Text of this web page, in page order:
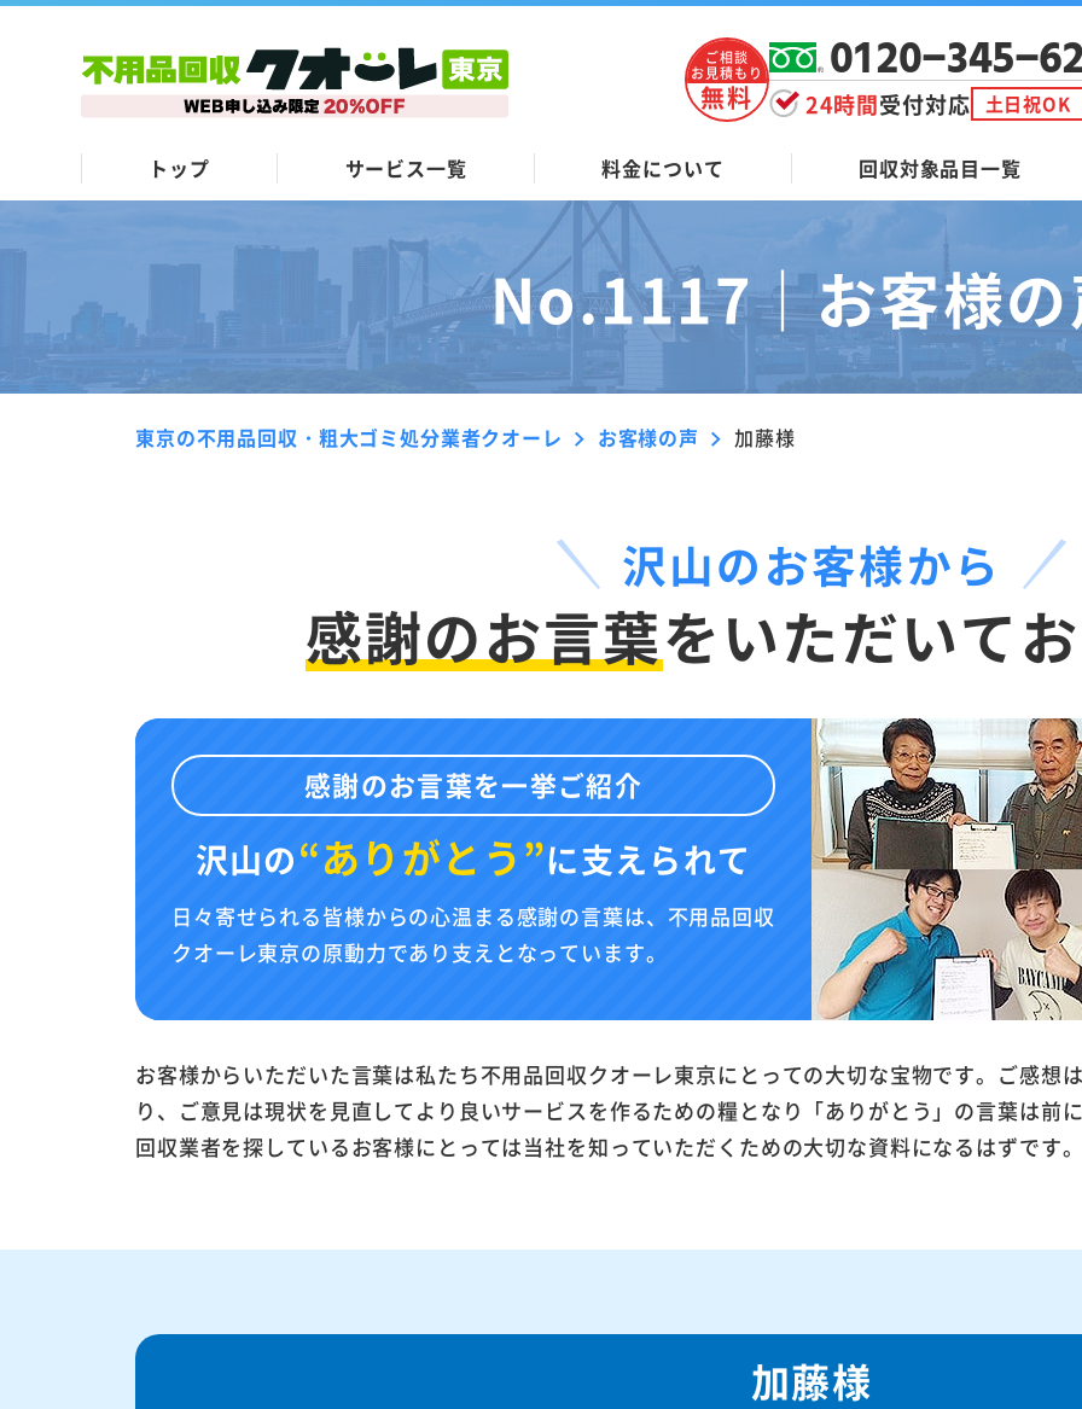
ご相談
お見積もり
無料
0120-345-
24時間受付対応 土日祝OK
トップ サービス一覧 料金について 回収対象品目一覧
No.1117｜お客様
東京の不用品回収・粗大ゴミ処分業者クオーレ お客様の声 加藤様
沢山のお客様から
感謝のお言葉をいただいて
感謝のお言葉を一挙ご紹介
沢山の“ありがとう”に支えられて
日々寄せられる皆様からの心温まる感謝の言葉は、不用品回収
クオーレ東京の原動力であり支えとなっています。
お客様からいただいた言葉は私たち不用品回収クオーレ東京にとっての大切な宝物です。ご感想
り、ご意見は現状を見直してより良いサービスを作るための糧となり「ありがとう」の言葉は前
回収業者を探しているお客様にとっては当社を知っていただくための大切な資料になるはずです
加藤様